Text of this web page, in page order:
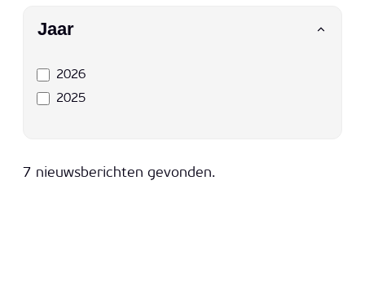
Filter op
Jaar
2026
2025
7 nieuwsberichten gevonden.